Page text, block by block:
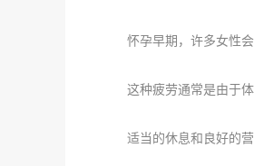
怀孕早期，许多女性会
这种疲劳通常是由于
适当的休息和良好的